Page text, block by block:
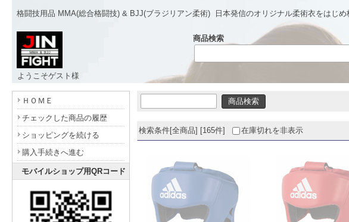
格闘技用品 MMA(総合格闘技) & BJJ(ブラジリアン柔術) 日本発信のオリジナル柔術衣をはじ
- www.jinfight.com -
商品検索
ようこそゲスト様
検索条件[全商品] [165件] 在庫切れを非表示
ＨＯＭＥ
チェックした商品の履歴
ショッピングを続ける
購入手続きへ進む
モバイルショップ用QRコード